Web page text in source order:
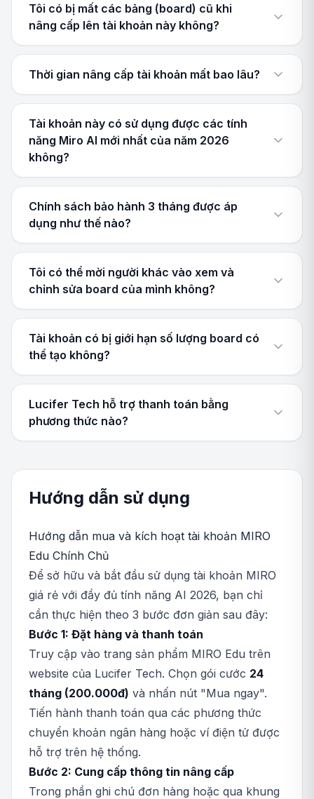
Tôi có bị mất các bảng (board) cũ khi
nâng cấp lên tài khoản này không?
Thời gian nâng cấp tài khoản mất bao lâu?
Tài khoản này có sử dụng được các tính
năng Miro AI mới nhất của năm 2026
không?
Chính sách bảo hành 3 tháng được áp
dụng như thế nào?
Tôi có thể mời người khác vào xem và
chỉnh sửa board của mình không?
Tài khoản có bị giới hạn số lượng board có
thể tạo không?
Lucifer Tech hỗ trợ thanh toán bằng
phương thức nào?
Hướng dẫn sử dụng
Hướng dẫn mua và kích hoạt tài khoản MIRO
Edu Chính Chủ
Để sở hữu và bắt đầu sử dụng tài khoản MIRO
giá rẻ với đầy đủ tính năng AI 2026, bạn chỉ
cần thực hiện theo 3 bước đơn giản sau đây:
Bước 1: Đặt hàng và thanh toán
Truy cập vào trang sản phẩm MIRO Edu trên
website của Lucifer Tech. Chọn gói cước 24
tháng (200.000đ) và nhấn nút "Mua ngay".
Tiến hành thanh toán qua các phương thức
chuyển khoản ngân hàng hoặc ví điện tử được
hỗ trợ trên hệ thống.
Bước 2: Cung cấp thông tin nâng cấp
Trong phần ghi chú đơn hàng hoặc qua khung